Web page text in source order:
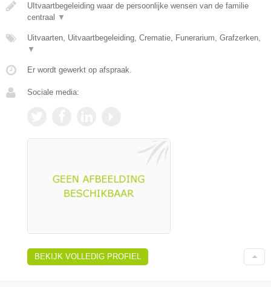
UItvaartbegeleiding waar de persoonlijke wensen van de familie
centraal
▼
Uitvaarten, Uitvaartbegeleiding, Crematie, Funerarium, Grafzerken,
▼
Er wordt gewerkt op afspraak.
Sociale media:
BEKIJK VOLLEDIG PROFIEL